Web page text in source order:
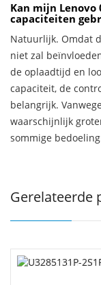
Kan mijn Lenovo
capaciteiten
Natuurlijk. Omdat
niet zal
de oplaadtijd en
capaciteit, de
belangrijk.
waarschijnlijk
sommige
Gerelateerde